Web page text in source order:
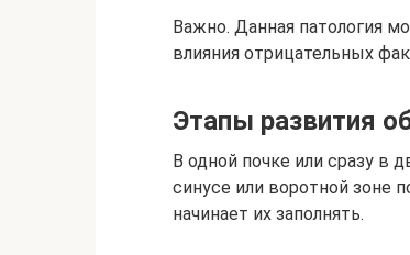
Важно. Данная патология
влияния отрицательных
Этапы развития
В одной почке или сразу в
синусе или воротной зоне
начинает их заполнять.